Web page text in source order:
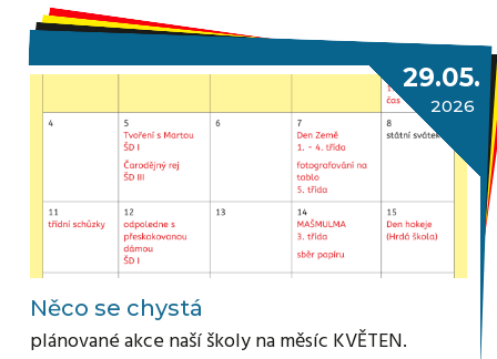
29.05.
2026
Něco se chystá
plánované akce naší školy na měsíc KVĚTEN.